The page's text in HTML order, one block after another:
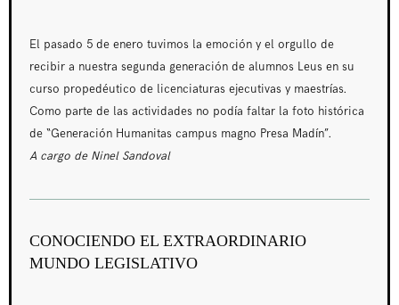
El pasado 5 de enero tuvimos la emoción y el orgullo de
recibir a nuestra segunda generación de alumnos Leus en su
curso propedéutico de licenciaturas ejecutivas y maestrías.
Como parte de las actividades no podía faltar la foto histórica
de “Generación Humanitas campus magno Presa Madín”.
A cargo de Ninel Sandoval
CONOCIENDO EL EXTRAORDINARIO
MUNDO LEGISLATIVO